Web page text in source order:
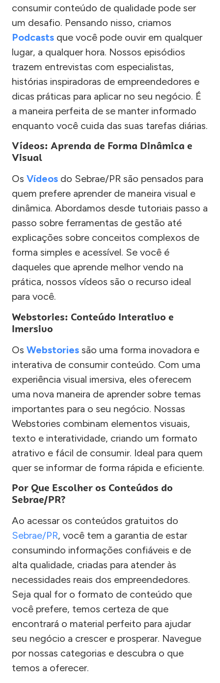
consumir conteúdo de qualidade pode ser
um desafio. Pensando nisso, criamos
Podcasts que você pode ouvir em qualquer
lugar, a qualquer hora. Nossos episódios
trazem entrevistas com especialistas,
histórias inspiradoras de empreendedores e
dicas práticas para aplicar no seu negócio. É
a maneira perfeita de se manter informado
enquanto você cuida das suas tarefas diárias.
Vídeos: Aprenda de Forma Dinâmica e
Visual
Os Vídeos do Sebrae/PR são pensados para
quem prefere aprender de maneira visual e
dinâmica. Abordamos desde tutoriais passo a
passo sobre ferramentas de gestão até
explicações sobre conceitos complexos de
forma simples e acessível. Se você é
daqueles que aprende melhor vendo na
prática, nossos vídeos são o recurso ideal
para você.
Webstories: Conteúdo Interativo e
Imersivo
Os Webstories são uma forma inovadora e
interativa de consumir conteúdo. Com uma
experiência visual imersiva, eles oferecem
uma nova maneira de aprender sobre temas
importantes para o seu negócio. Nossas
Webstories combinam elementos visuais,
texto e interatividade, criando um formato
atrativo e fácil de consumir. Ideal para quem
quer se informar de forma rápida e eficiente.
Por Que Escolher os Conteúdos do
Sebrae/PR?
Ao acessar os conteúdos gratuitos do
Sebrae/PR, você tem a garantia de estar
consumindo informações confiáveis e de
alta qualidade, criadas para atender às
necessidades reais dos empreendedores.
Seja qual for o formato de conteúdo que
você prefere, temos certeza de que
encontrará o material perfeito para ajudar
seu negócio a crescer e prosperar. Navegue
por nossas categorias e descubra o que
temos a oferecer.